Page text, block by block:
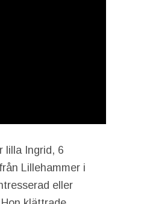
lilla Ingrid, 6
Lillehammer i
eller